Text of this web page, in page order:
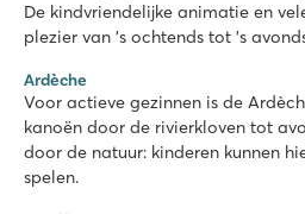
Domaine des Bans
Frankrijk - Midden-Frankrijk - Vogezen
★ ★ ★
Leuk waterpark met glijbanen
De kindvriendelijke animatie en
plezier van 's ochtends tot 's
Ardèche
Voor actieve gezinnen is de
kanoën door de rivierkloven tot
door de natuur: kinderen kunnen
spelen.